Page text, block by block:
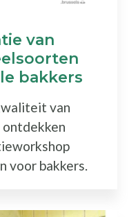
van
bakkers
van
voor bakkers.